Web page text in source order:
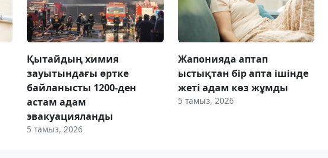
Қытайдың химия
зауытындағы өртке
байланысты 1200-ден
астам адам
эвакуацияланды
5 тамыз, 2026
Жапонияда аптап
ыстықтан бір апта ішінде
жеті адам көз жұмды
5 тамыз, 2026